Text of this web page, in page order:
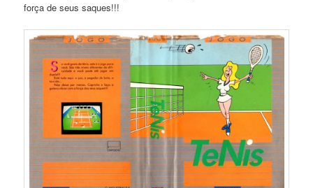
força de seus saques!!!